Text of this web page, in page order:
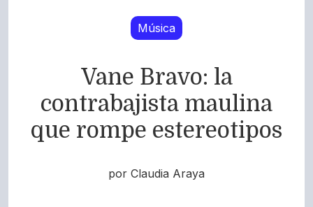
Música
Vane Bravo: la
contrabajista maulina
que rompe estereotipos
por Claudia Araya